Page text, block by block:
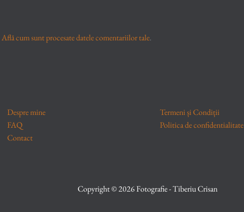
Află cum sunt procesate datele comentariilor tale.
Despre mine
FAQ
Contact
Termeni și Condiții
Politica de confidentialitate
Copyright © 2026 Fotografie - Tiberiu Crisan